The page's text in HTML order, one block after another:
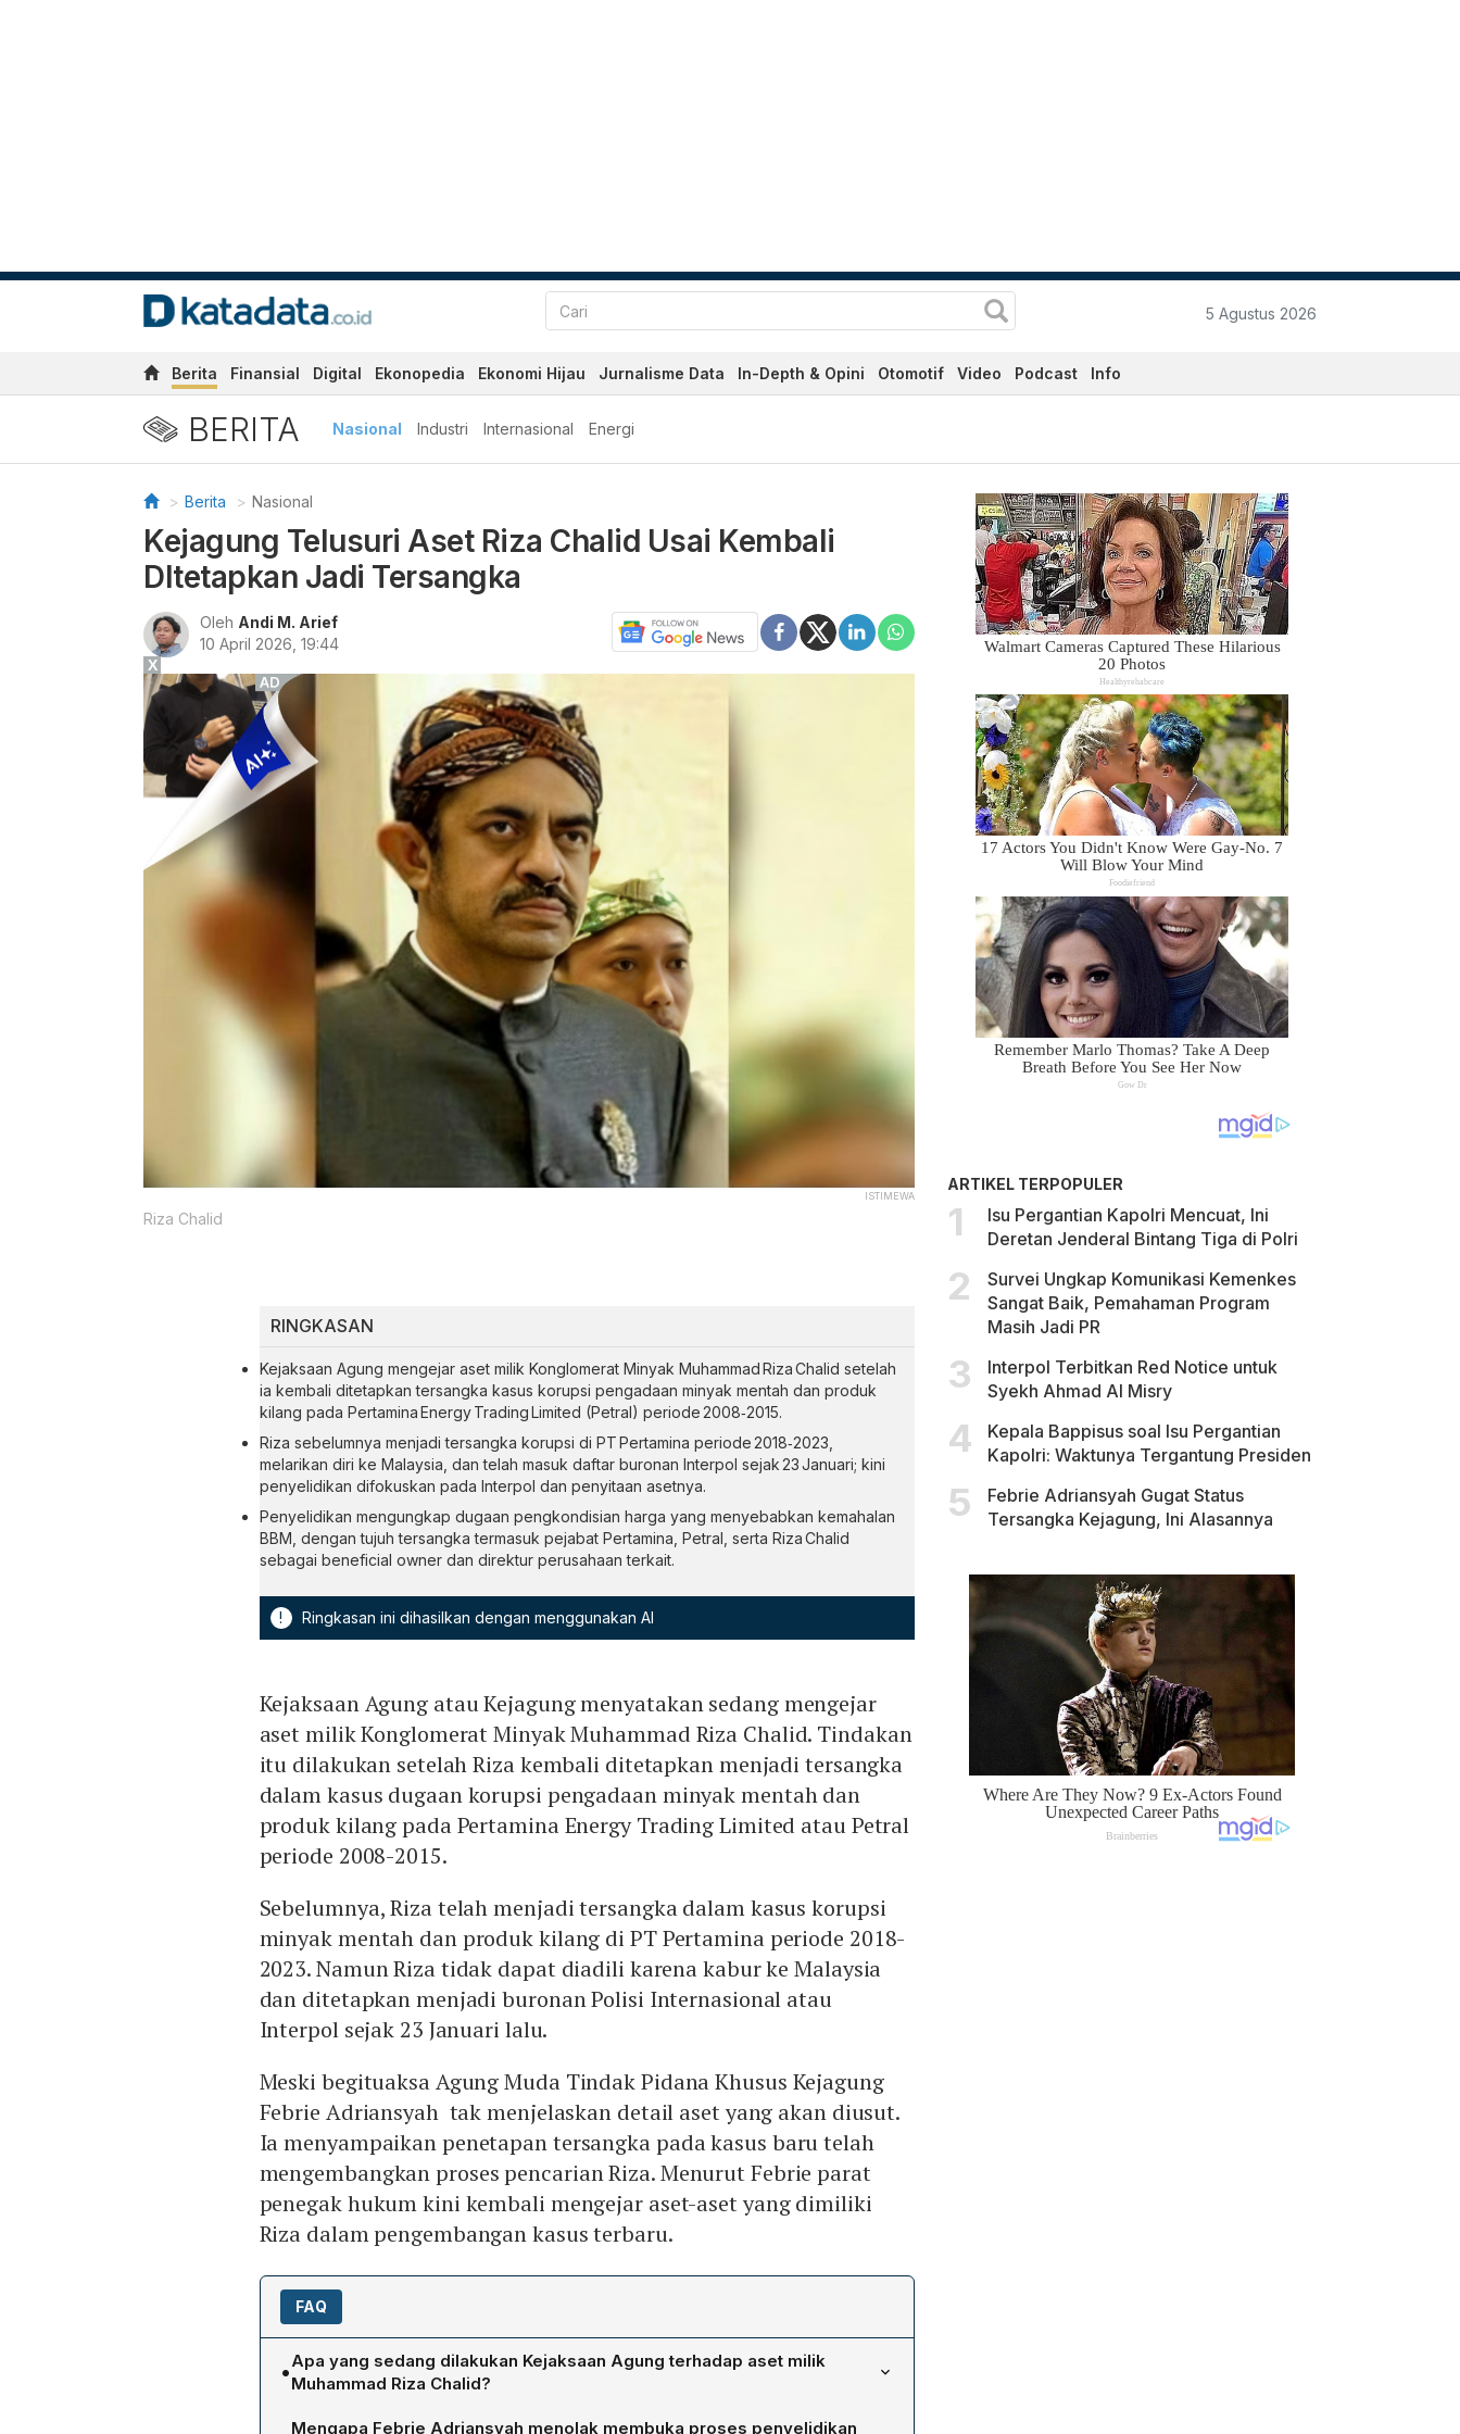
5 Agustus 2026
Berita Finansial Digital Ekonopedia Ekonomi Hijau Jurnalisme Data In-Depth & Opini Otomotif Video Podcast Info
BERITA Nasional Industri Internasional Energi
Berita Nasional
Kejagung Telusuri Aset Riza Chalid Usai Kembali
DItetapkan Jadi Tersangka
Oleh Andi M. Arief
10 April 2026, 19:44
ISTIMEWA
Riza Chalid
RINGKASAN
Kejaksaan Agung mengejar aset milik Konglomerat Minyak Muhammad Riza Chalid setelah
ia kembali ditetapkan tersangka kasus korupsi pengadaan minyak mentah dan produk
kilang pada Pertamina Energy Trading Limited (Petral) periode 2008‑2015.
Riza sebelumnya menjadi tersangka korupsi di PT Pertamina periode 2018‑2023,
melarikan diri ke Malaysia, dan telah masuk daftar buronan Interpol sejak 23 Januari; kini
penyelidikan difokuskan pada Interpol dan penyitaan asetnya.
Penyelidikan mengungkap dugaan pengkondisian harga yang menyebabkan kemahalan
BBM, dengan tujuh tersangka termasuk pejabat Pertamina, Petral, serta Riza Chalid
sebagai beneficial owner dan direktur perusahaan terkait.
! Ringkasan ini dihasilkan dengan menggunakan AI
Kejaksaan Agung atau Kejagung menyatakan sedang mengejar
aset milik Konglomerat Minyak Muhammad Riza Chalid. Tindakan
itu dilakukan setelah Riza kembali ditetapkan menjadi tersangka
dalam kasus dugaan korupsi pengadaan minyak mentah dan
produk kilang pada Pertamina Energy Trading Limited atau Petral
periode 2008-2015.
Sebelumnya, Riza telah menjadi tersangka dalam kasus korupsi
minyak mentah dan produk kilang di PT Pertamina periode 2018-
2023. Namun Riza tidak dapat diadili karena kabur ke Malaysia
dan ditetapkan menjadi buronan Polisi Internasional atau
Interpol sejak 23 Januari lalu.
Meski begituaksa Agung Muda Tindak Pidana Khusus Kejagung
Febrie Adriansyah tak menjelaskan detail aset yang akan diusut.
Ia menyampaikan penetapan tersangka pada kasus baru telah
mengembangkan proses pencarian Riza. Menurut Febrie parat
penegak hukum kini kembali mengejar aset-aset yang dimiliki
Riza dalam pengembangan kasus terbaru.
FAQ
•Apa yang sedang dilakukan Kejaksaan Agung terhadap aset milik
Muhammad Riza Chalid?
Kejaksaan Agung (Kejagung) menyatakan sedang mengejar aset-aset yang dimiliki
Mengapa Febrie Adriansyah menolak membuka proses penyelidikan
ARTIKEL TERPOPULER
Isu Pergantian Kapolri Mencuat, Ini
Deretan Jenderal Bintang Tiga di Polri
Survei Ungkap Komunikasi Kemenkes
Sangat Baik, Pemahaman Program
Masih Jadi PR
Interpol Terbitkan Red Notice untuk
Syekh Ahmad Al Misry
Kepala Bappisus soal Isu Pergantian
Kapolri: Waktunya Tergantung Presiden
Febrie Adriansyah Gugat Status
Tersangka Kejagung, Ini Alasannya
X